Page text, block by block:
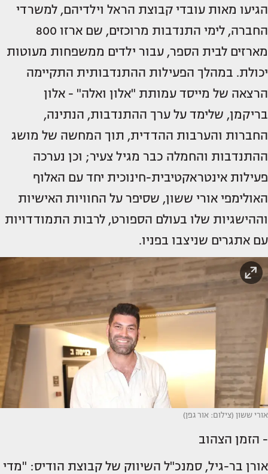
הגיעו מאות עובדי קבוצת הראל וילדיהם, למשרדי
החברה, לימי התנדבות מרוכזים, שם ארזו 800
מארזים לבית הספר, עבור ילדים ממשפחות מעוטות
יכולת. במהלך הפעילות ההתנדבותית התקיימה
הרצאה של מייסד עמותת "אלון ואלה" - אלון
בריקמן, שלימד על ערך ההתנדבות, הנתינה,
החברות והערבות ההדדית, תוך המחשה של מושג
ההתנדבות והחמלה כבר מגיל צעיר; וכן נערכה
פעילות אינטראקטיבית-חינוכית יחד עם האלוף
האולימפי אורי ששון, שסיפר על החוויות האישיות
וההישגיות שלו בעולם הספורט, לרבות התמודדויות
עם אתגרים שניצבו בפניו.
אורי ששון (צילום: אור גפן)
- הזמן הצהוב
אורן בר-גיל, סמנכ"ל השיווק של קבוצת הודיס: "מדי